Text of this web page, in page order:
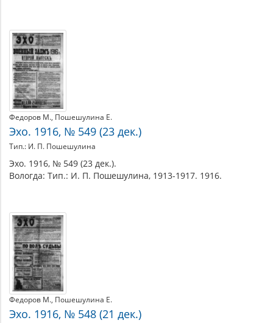
Федоров М. Пошешулина Е.
Эхо. 1916, № 549 (23 дек.)
Тип.: И. П. Пошешулина
Эхо. 1916, № 549 (23 дек.).
Вологда: Тип.: И. П. Пошешулина, 1913-1917. 1916.
Федоров М. Пошешулина Е.
Эхо. 1916, № 548 (21 дек.)